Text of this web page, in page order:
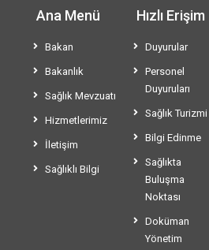
Ana Menü
Bakan
Bakanlık
Sağlık Mevzuatı
Hizmetlerimiz
İletişim
Sağlıklı Bilgi
Hızlı Erişim
Duyurular
Personel
Duyuruları
Sağlık Turizmi
Bilgi Edinme
Sağlıkta
Buluşma
Noktası
Doküman
Yönetim